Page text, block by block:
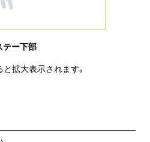
テー下部
拡大表示されます。